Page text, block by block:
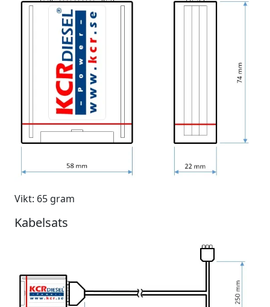
Vikt: 65 gram
Kabelsats